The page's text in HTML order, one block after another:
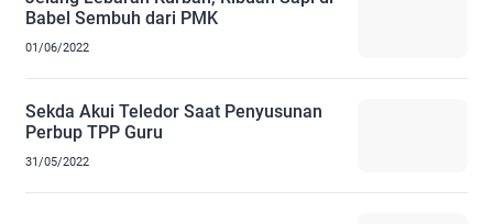
Babel Sembuh dari PMK
01/06/2022
Sekda Akui Teledor Saat Penyusunan
Perbup TPP Guru
31/05/2022